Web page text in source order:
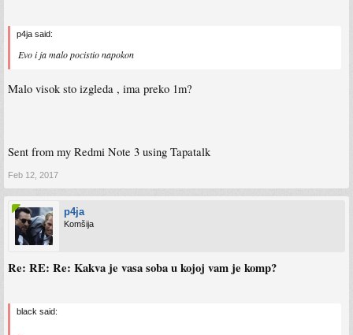
p4ja said:
Evo i ja malo pocistio napokon
Malo visok sto izgleda , ima preko 1m?
Sent from my Redmi Note 3 using Tapatalk
Feb 12, 2017
p4ja
Komšija
Re: RE: Re: Kakva je vasa soba u kojoj vam je komp?
black said: